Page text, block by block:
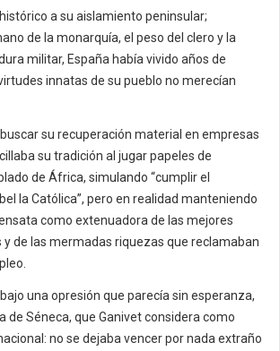
a su aislamiento peninsular;
de la monarquía, el peso del clero y la
militar, España había vivido años de
innatas de su pueblo no merecían
su recuperación material en empresas
su tradición al jugar papeles de
de África, simulando “cumplir el
la Católica”, pero en realidad manteniendo
como extenuadora de las mejores
de las mermadas riquezas que reclamaban
una opresión que parecía sin esperanza,
de Séneca, que Ganivet considera como
no se dejaba vencer por nada extraño